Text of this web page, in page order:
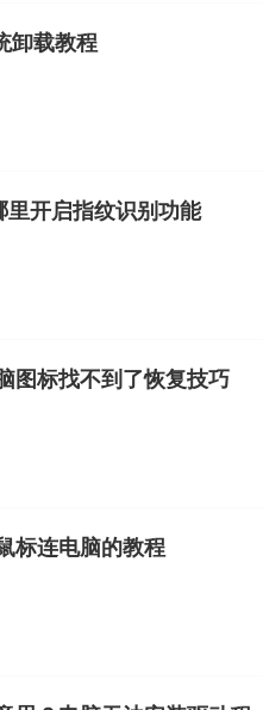
卸载教程
开启指纹识别功能
图标找不到了恢复技巧
标连电脑的教程